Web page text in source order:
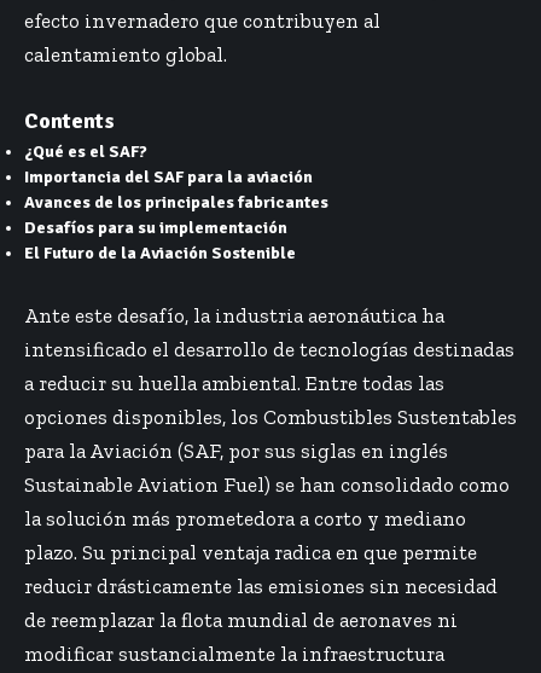
efecto invernadero que contribuyen al
calentamiento global.
Contents
¿Qué es el SAF?
Importancia del SAF para la aviación
Avances de los principales fabricantes
Desafíos para su implementación
El Futuro de la Aviación Sostenible
Ante este desafío, la industria aeronáutica ha
intensificado el desarrollo de tecnologías destinadas
a reducir su huella ambiental. Entre todas las
opciones disponibles, los Combustibles Sustentables
para la Aviación (SAF, por sus siglas en inglés
Sustainable Aviation Fuel) se han consolidado como
la solución más prometedora a corto y mediano
plazo. Su principal ventaja radica en que permite
reducir drásticamente las emisiones sin necesidad
de reemplazar la flota mundial de aeronaves ni
modificar sustancialmente la infraestructura